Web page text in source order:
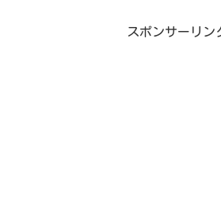
スポンサーリン